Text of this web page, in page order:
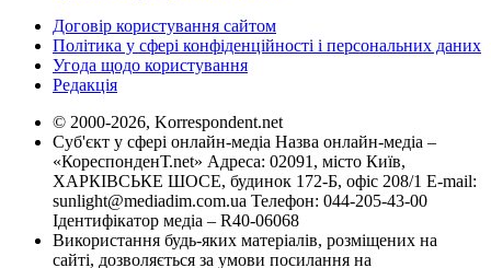
Договір користування сайтом
Політика у сфері конфіденційності і персональних даних
Угода щодо користування
Редакція
© 2000-2026, Korrespondent.net
Суб'єкт у сфері онлайн-медіа Назва онлайн-медіа –
«КореспонденТ.net» Адреса: 02091, місто Київ,
ХАРКІВСЬКЕ ШОСЕ, будинок 172-Б, офіс 208/1 E-mail:
sunlight@mediadim.com.ua Телефон: 044-205-43-00
Ідентифікатор медіа – R40-06068
Використання будь-яких матеріалів, розміщених на
сайті, дозволяється за умови посилання на